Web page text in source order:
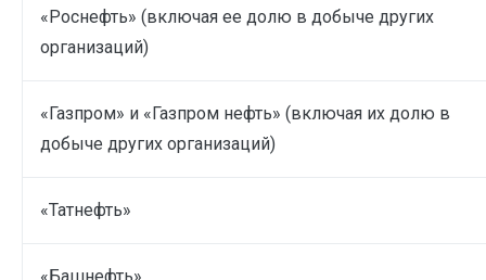
«Роснефть» (включая ее долю в добыче других
организаций)
«Газпром» и «Газпром нефть» (включая их долю в
добыче других организаций)
«Татнефть»